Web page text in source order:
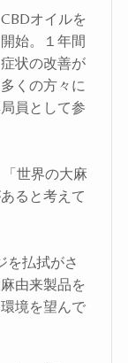
オイルを
始。１年間
状の改善が
くの方々に
員として参
「世界の大麻
ると考えて
を払拭がさ
由来製品を
境を望んで